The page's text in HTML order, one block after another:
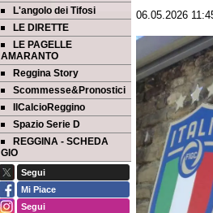
L'angolo dei Tifosi
LE DIRETTE
LE PAGELLE
AMARANTO
Reggina Story
Scommesse&Pronostici
IlCalcioReggino
Spazio Serie D
REGGINA - SCHEDA
GIO
Segui
Mi Piace
Segui
06.05.2026